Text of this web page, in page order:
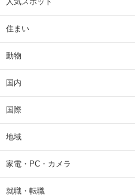
住まい
動物
国内
国際
地域
家電・PC・カメラ
就職・転職